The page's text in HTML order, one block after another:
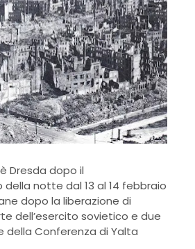
Dresda dopo il
notte dal 13 al 14 febbraio
dopo la liberazione di
dell’esercito sovietico e due
della Conferenza di Yalta